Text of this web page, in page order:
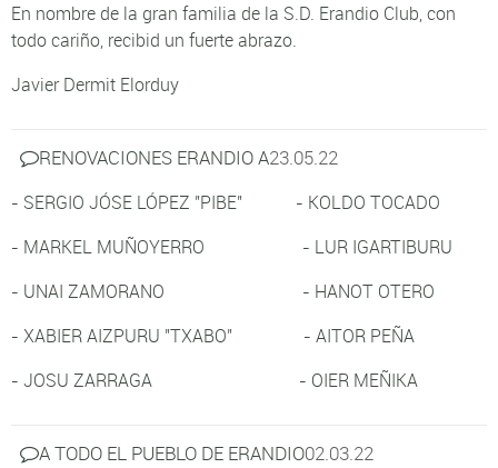
En nombre de la gran familia de la S.D. Erandio Club, con
todo cariño, recibid un fuerte abrazo.
Javier Dermit Elorduy
RENOVACIONES ERANDIO A23.05.22
- SERGIO JÓSE LÓPEZ "PIBE" - KOLDO TOCADO
- MARKEL MUÑOYERRO - LUR IGARTIBURU
- UNAI ZAMORANO - HANOT OTERO
- XABIER AIZPURU "TXABO" - AITOR PEÑA
- JOSU ZARRAGA - OIER MEÑIKA
A TODO EL PUEBLO DE ERANDIO02.03.22